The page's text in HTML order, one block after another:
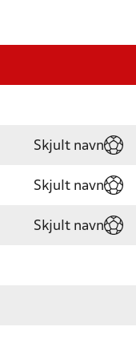
Skjult navn
Skjult navn
Skjult navn